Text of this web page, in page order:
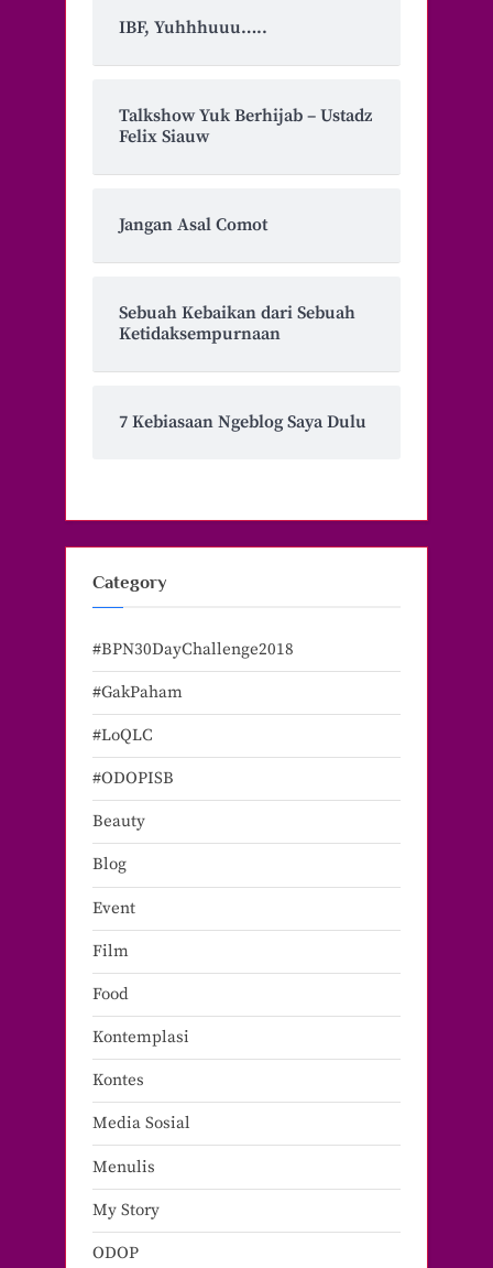
IBF, Yuhhhuuu…..
Talkshow Yuk Berhijab – Ustadz
Felix Siauw
Jangan Asal Comot
Sebuah Kebaikan dari Sebuah
Ketidaksempurnaan
7 Kebiasaan Ngeblog Saya Dulu
Category
#BPN30DayChallenge2018
#GakPaham
#LoQLC
#ODOPISB
Beauty
Blog
Event
Film
Food
Kontemplasi
Kontes
Media Sosial
Menulis
My Story
ODOP